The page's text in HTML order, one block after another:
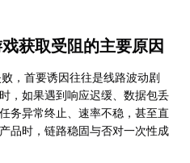
获取受阻的主要原因
，首要诱因往往是线路波动剧
，如果遇到响应迟缓、数据包丢
务异常终止、速率不稳，甚至直
品时，链路稳固与否对一次性成